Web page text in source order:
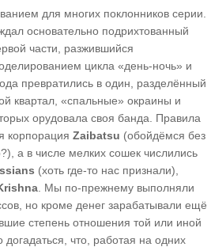
для многих поклонников серии.
основательно подрихтованный
части, разжившийся
цикла «день-ночь» и
превратились в один, разделённый
квартал, «спальные» окраины и
орудовала своя банда. Правила
корпорация Zaibatsu (обойдёмся без
а в числе мелких сошек числились
(хоть где-то нас признали),
. Мы по-прежнему выполняли
но кроме денег зарабатывали ещё
степень отношения той или иной
догадаться, что, работая на одних